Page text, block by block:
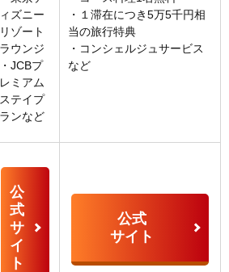
ィズニー
リゾート
ラウンジ
・JCBプ
レミアム
ステイプ
ランなど
・１滞在につき5万5千円相
当の旅行特典
・コンシェルジュサービス
など
公
式
サ
イ
ト
公式
サイト